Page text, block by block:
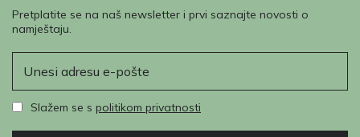
Pretplatite se na naš newsletter i prvi saznajte novosti o
namještaju.
Slažem se s politikom privatnosti